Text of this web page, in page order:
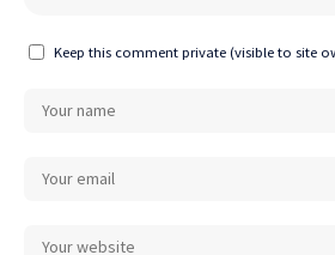
Keep this comment private (visible to site